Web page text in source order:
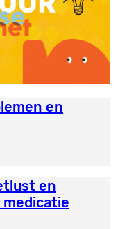
en
en